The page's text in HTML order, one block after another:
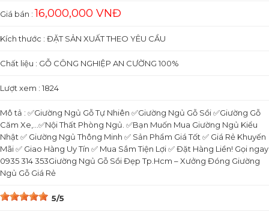
Giá bán : 16,000,000 VNĐ
Kích thước : ĐẶT SẢN XUẤT THEO YÊU CẦU
Chất liệu : GỖ CÔNG NGHIỆP AN CƯỜNG 100%
Lượt xem : 1824
Mô tả : ✅Giường Ngủ Gỗ Tự Nhiên ✅Giường Ngủ Gỗ Sồi ✅Giường Gỗ
Căm Xe,...✅Nội Thất Phòng Ngủ. ✅Bạn Muốn Mua Giường Ngủ Kiểu
Nhật ✅ Giường Ngủ Thông Minh ✅ Sản Phẩm Giá Tốt ✅ Giá Rẻ Khuyến
Mãi ✅ Giao Hàng Uy Tín ✅ Mua Sắm Tiện Lợi ✅ Đặt Hàng Liền! Gọi ngay
0935 314 353Giường Ngủ Gỗ Sồi Đẹp Tp.Hcm – Xưởng Đóng Giường
Ngủ Gỗ Giá Rẻ
5/5